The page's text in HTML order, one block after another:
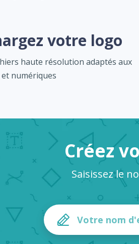
votre logo
haute résolution adaptés aux
numériques
Créez
Saisissez le